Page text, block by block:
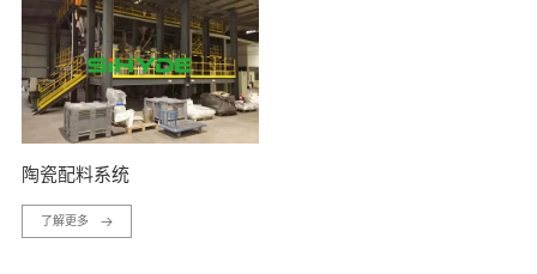
陶瓷配料系统
了解更多